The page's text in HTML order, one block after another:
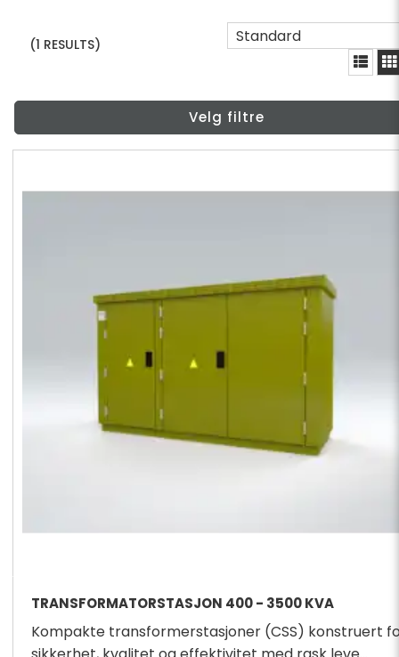
(1 RESULTS) Standard
Velg filtre
TRANSFORMATORSTASJON 400 - 3500 KVA
Kompakte transformerstasjoner (CSS) konstruert